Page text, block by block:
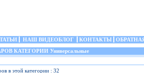
НАШ ВИДЕОБЛОГ КОНТАКТЫ
КАТЕГОРИИ Универсальные
в этой категории : 32